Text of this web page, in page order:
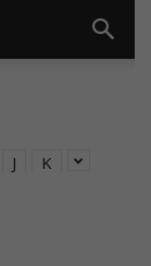
J K